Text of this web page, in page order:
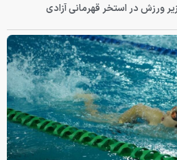
ورزش در استخر قهرمانی آزادی